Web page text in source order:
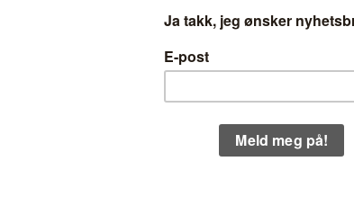
oljevernarbeidet. Foto: Kjetil Aasmundsson, Naturpress.
flak med olje mellom Asmaløy og